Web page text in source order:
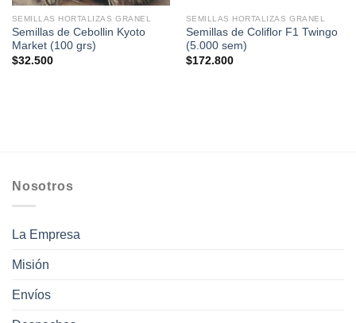
SEMILLAS HORTALIZAS GRANEL
Semillas de Cebollin Kyoto
Market (100 grs)
$32.500
SEMILLAS HORTALIZAS GRANEL
Semillas de Coliflor F1 Twingo
(5.000 sem)
$172.800
Nosotros
La Empresa
Misión
Envíos